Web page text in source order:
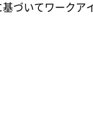
づいてワークア